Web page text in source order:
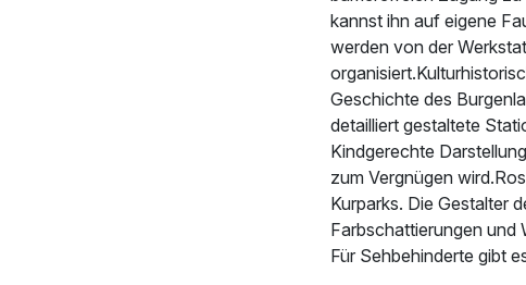
kannst ihn auf eigene
werden von der
Geschichte des
detailliert gestaltete
Kindgerechte
zum Vergnügen
Kurparks. Die Gestalter
Farbschattierungen und
Für Sehbehinderte gibt